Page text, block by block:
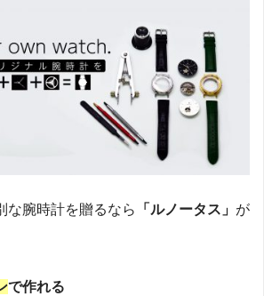
な腕時計を贈るなら 「ルノータス」 が
で作れる